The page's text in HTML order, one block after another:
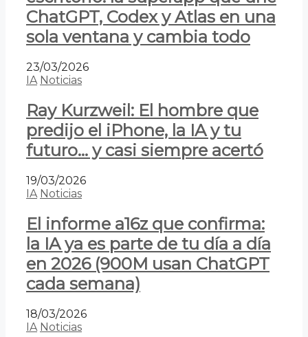
ChatGPT, Codex y Atlas en una
sola ventana y cambia todo
23/03/2026
IA Noticias
Ray Kurzweil: El hombre que
predijo el iPhone, la IA y tu
futuro… y casi siempre acertó
19/03/2026
IA Noticias
El informe a16z que confirma:
la IA ya es parte de tu día a día
en 2026 (900M usan ChatGPT
cada semana)
18/03/2026
IA Noticias